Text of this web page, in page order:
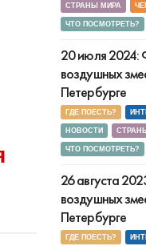
СТРАНЫ МИРА
ЧТО ПОСМОТРЕТЬ?
20 июля 2024:
воздушных
Петербурге
ГДЕ ПОЕСТЬ?
НОВОСТИ
ЧТО ПОСМОТРЕТЬ?
26 августа
воздушных
Петербурге
ГДЕ ПОЕСТЬ?